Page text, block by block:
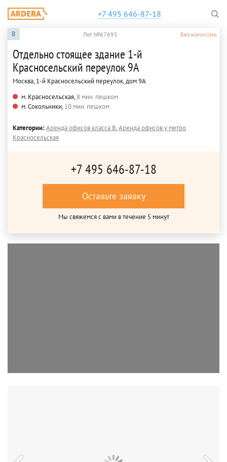
+7 495 646-87-18
B Лот №67695 Без комиссии
Отдельно стоящее здание 1-й
Красносельский переулок 9А
Москва, 1-й Красносельский переулок, дом 9А
м. Красносельская,8 мин. пешком
м. Сокольники,10 мин. пешком
Категории:Аренда офисов класса B,Аренда офисов у метро
Красносельская
+7 495 646-87-18
Оставьте заявку
Мы свяжемся с вами в течение 5 минут